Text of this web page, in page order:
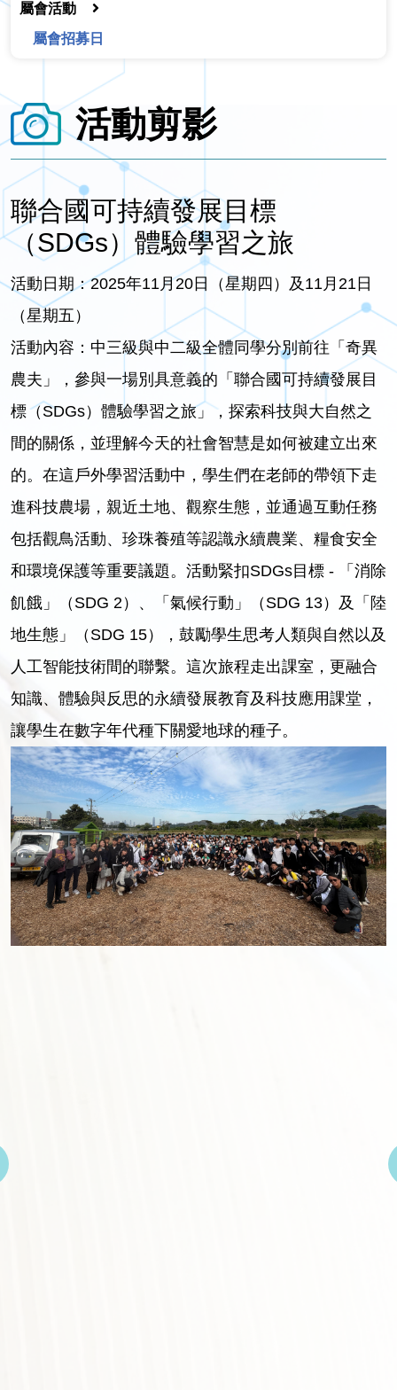
屬會活動
屬會招募日
活動剪影
聯合國可持續發展目標
（SDGs）體驗學習之旅
活動日期：2025年11月20日（星期四）及11月21日
（星期五）
活動內容：中三級與中二級全體同學分別前往「奇異
農夫」，參與一場別具意義的「聯合國可持續發展目
標（SDGs）體驗學習之旅」，探索科技與大自然之
間的關係，並理解今天的社會智慧是如何被建立出來
的。在這戶外學習活動中，學生們在老師的帶領下走
進科技農場，親近土地、觀察生態，並通過互動任務
包括觀鳥活動、珍珠養殖等認識永續農業、糧食安全
和環境保護等重要議題。活動緊扣SDGs目標 - 「消除
飢餓」（SDG 2）、「氣候行動」（SDG 13）及「陸
地生態」（SDG 15），鼓勵學生思考人類與自然以及
人工智能技術間的聯繫。這次旅程走出課室，更融合
知識、體驗與反思的永續發展教育及科技應用課堂，
讓學生在數字年代種下關愛地球的種子。